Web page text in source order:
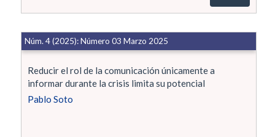
Reducir el rol de la comunicación únicamente a
informar durante la crisis limita su potencial
Pablo Soto
Núm. 4 (2025): Número 03 Marzo 2025